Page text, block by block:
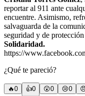
reportar al 911 ante
encuentre. Asimismo,
salvaguarda de la
seguridad y de
Solidaridad.
https://
¿Qué te pareció?
🔥0 👍0 😲0 😢0